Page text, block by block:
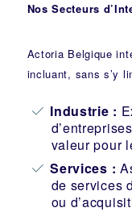
Nos Secteurs
Actoria Belgique
incluant, sans s’y
Industrie :
valeur pour
Services :
de services
ou